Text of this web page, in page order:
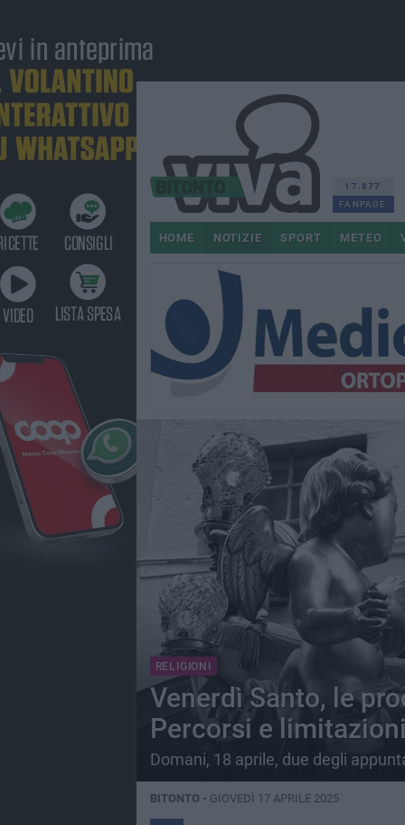
17.877
FANPAGE
HOME NOTIZIE SPORT METEO
RELIGIONI
Venerdì Santo, le
Percorsi e
Domani, 18 aprile, due degli
BITONTO - GIOVEDÌ 17 APRILE 2025